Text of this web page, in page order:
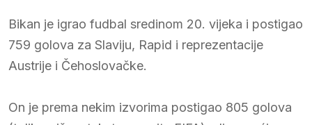
Bikan je igrao fudbal sredinom 20. vijeka i postigao
759 golova za Slaviju, Rapid i reprezentacije
Austrije i Čehoslovačke.
On je prema nekim izvorima postigao 805 golova